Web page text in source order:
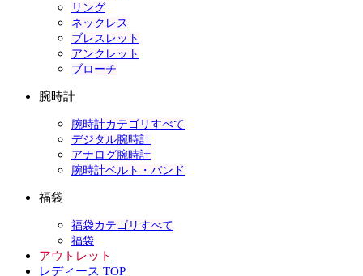
リング
ネックレス
ブレスレット
アンクレット
ブローチ
腕時計
腕時計カテゴリすべて
デジタル腕時計
アナログ腕時計
腕時計ベルト・バンド
福袋
福袋カテゴリすべて
福袋
アウトレット
レディース TOP